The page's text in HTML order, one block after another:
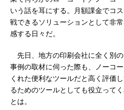
いう話を耳にする。月額課金でコ
戦できるソリューションとして非
感する日々だ。
先日、地方の印刷会社に全く別
事例の取材に伺った際も、ノーコ
くれた便利なツールだと高く評価
るためのツールとしても役立って
とは。